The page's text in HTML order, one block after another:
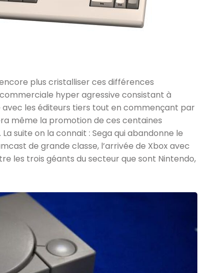
plus cristalliser ces différences
hyper agressive consistant à
avec les éditeurs tiers tout en commençant par
même la promotion de ces centaines
suite on la connait : Sega qui abandonne le
de grande classe, l’arrivée de Xbox avec
les trois géants du secteur que sont Nintendo,